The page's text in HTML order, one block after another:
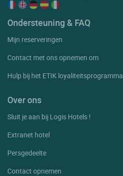
Ondersteuning & FAQ
Mijn reserveringen
Contact met ons opnemen om
Hulp bij het ETIK loyaliteitsprogramma
Over ons
Sluit je aan bij Logis Hotels !
Extranet hotel
Persgedeelte
Contact opnemen